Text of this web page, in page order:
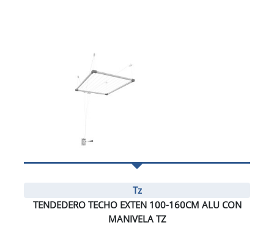
Tz
TENDEDERO TECHO EXTEN 100-160CM ALU CON
MANIVELA TZ